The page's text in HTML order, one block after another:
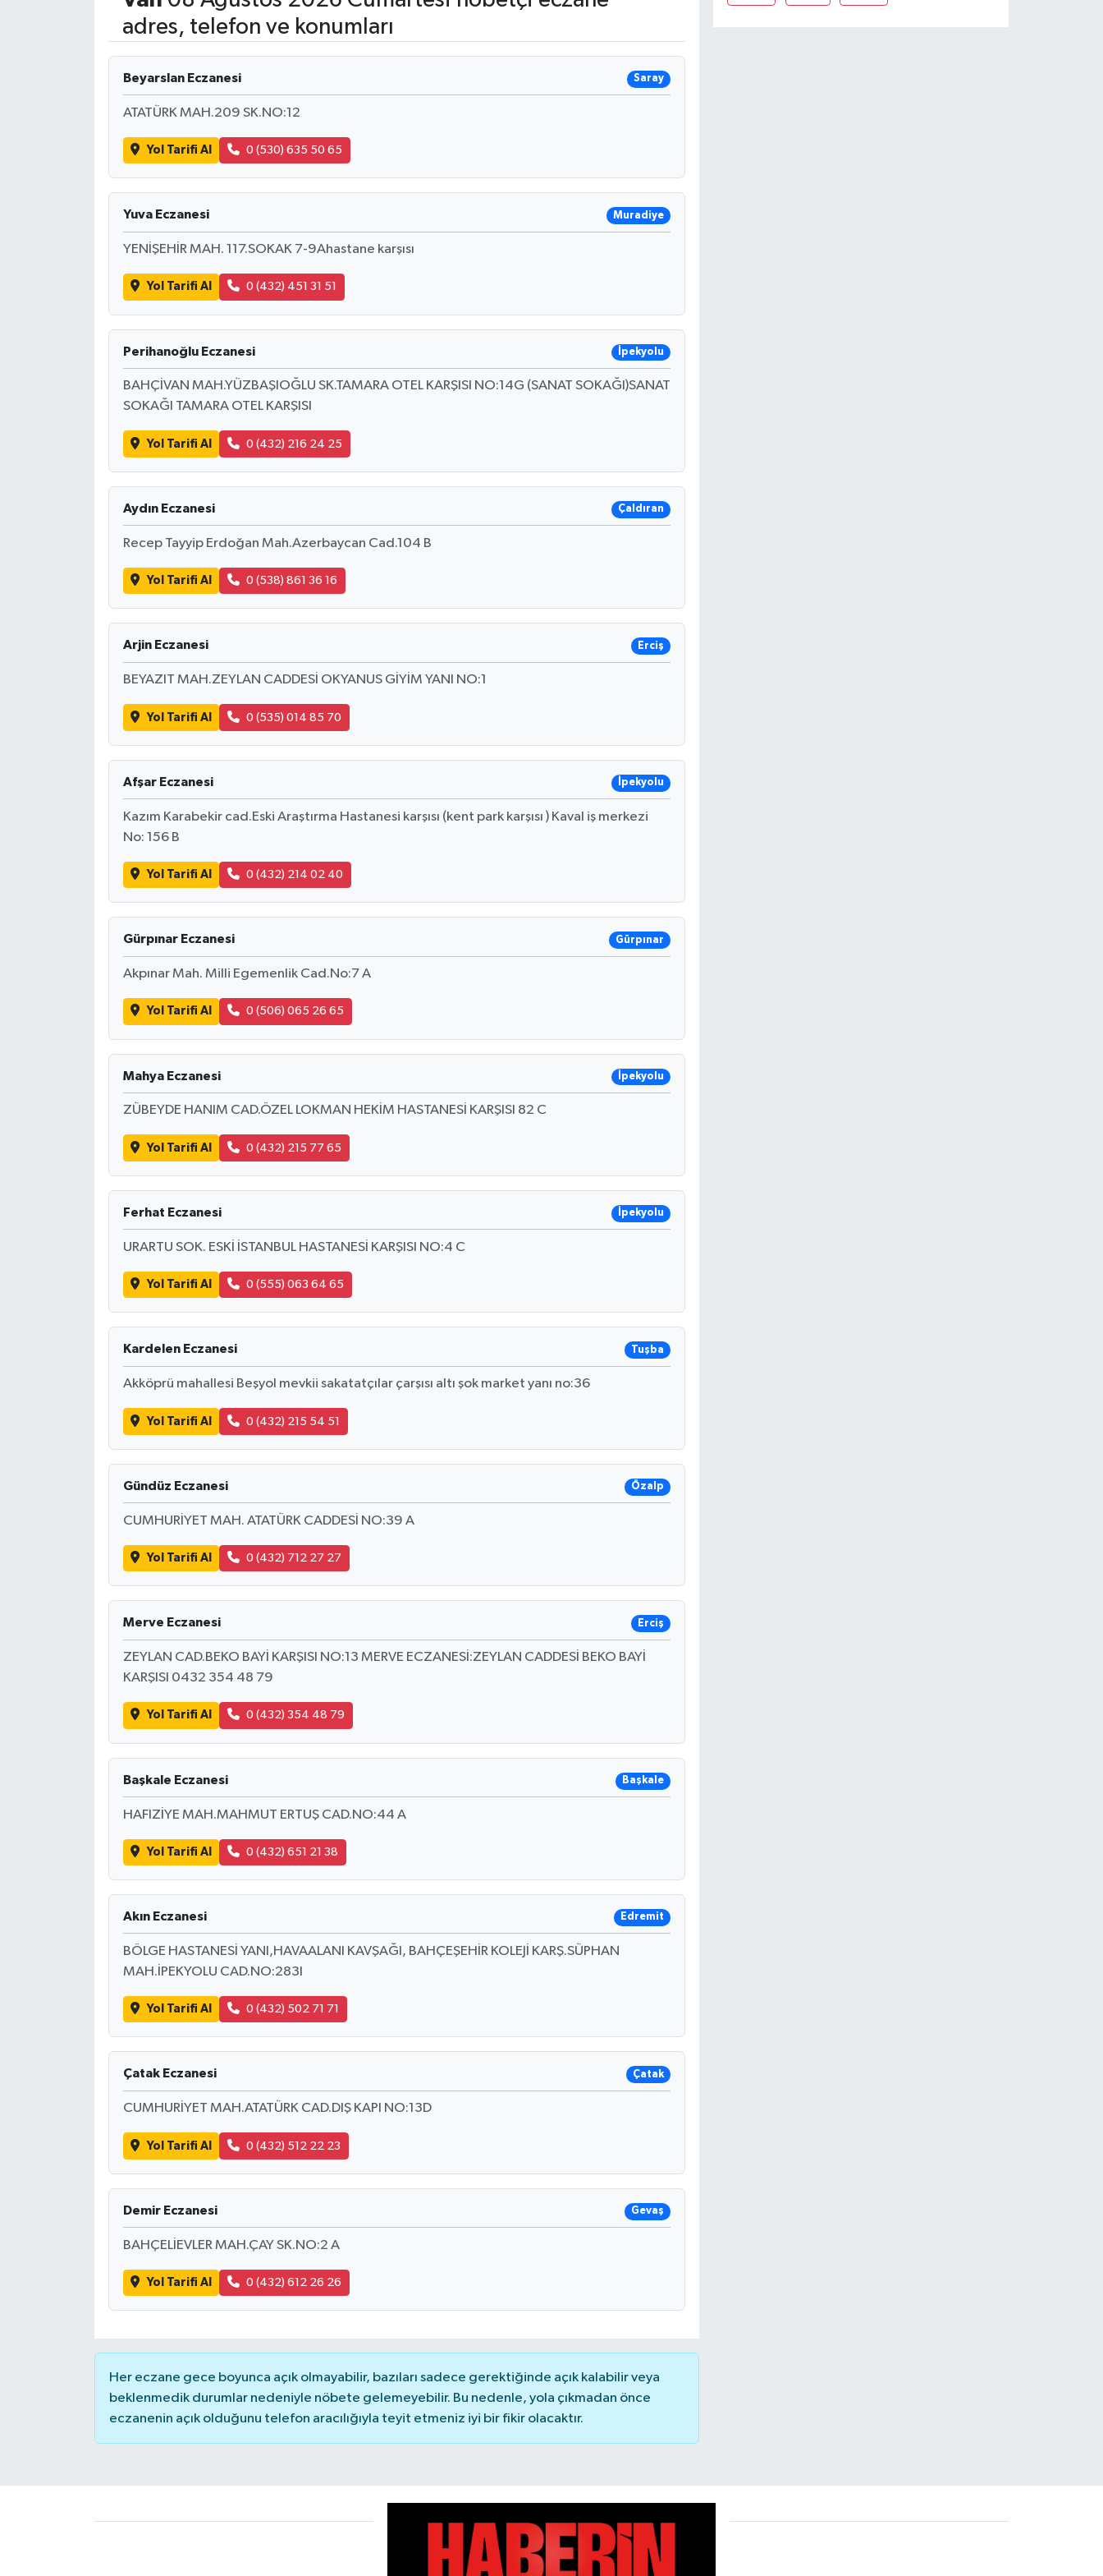
adres, telefon ve konumları
Beyarslan Eczanesi Saray
ATATÜRK MAH.209 SK.NO:12
Yol Tarifi Al 0 (530) 635 50 65
Yuva Eczanesi Muradiye
YENİŞEHİR MAH. 117.SOKAK 7-9Ahastane karşısı
Yol Tarifi Al 0 (432) 451 31 51
Perihanoğlu Eczanesi İpekyolu
BAHÇİVAN MAH.YÜZBAŞIOĞLU SK.TAMARA OTEL KARŞISI NO:14G (SANAT SOKAĞI)SANAT
SOKAĞI TAMARA OTEL KARŞISI
Yol Tarifi Al 0 (432) 216 24 25
Aydın Eczanesi Çaldıran
Recep Tayyip Erdoğan Mah.Azerbaycan Cad.104 B
Yol Tarifi Al 0 (538) 861 36 16
Arjin Eczanesi Erciş
BEYAZIT MAH.ZEYLAN CADDESİ OKYANUS GİYİM YANI NO:1
Yol Tarifi Al 0 (535) 014 85 70
Afşar Eczanesi İpekyolu
Kazım Karabekir cad.Eski Araştırma Hastanesi karşısı (kent park karşısı ) Kaval iş merkezi
No: 156 B
Yol Tarifi Al 0 (432) 214 02 40
Gürpınar Eczanesi Gürpınar
Akpınar Mah. Milli Egemenlik Cad.No:7 A
Yol Tarifi Al 0 (506) 065 26 65
Mahya Eczanesi İpekyolu
ZÜBEYDE HANIM CAD.ÖZEL LOKMAN HEKİM HASTANESİ KARŞISI 82 C
Yol Tarifi Al 0 (432) 215 77 65
Ferhat Eczanesi İpekyolu
URARTU SOK. ESKİ İSTANBUL HASTANESİ KARŞISI NO:4 C
Yol Tarifi Al 0 (555) 063 64 65
Kardelen Eczanesi Tuşba
Akköprü mahallesi Beşyol mevkii sakatatçılar çarşısı altı şok market yanı no:36
Yol Tarifi Al 0 (432) 215 54 51
Gündüz Eczanesi Özalp
CUMHURİYET MAH. ATATÜRK CADDESİ NO:39 A
Yol Tarifi Al 0 (432) 712 27 27
Merve Eczanesi Erciş
ZEYLAN CAD.BEKO BAYİ KARŞISI NO:13 MERVE ECZANESİ:ZEYLAN CADDESİ BEKO BAYİ
KARŞISI 0432 354 48 79
Yol Tarifi Al 0 (432) 354 48 79
Başkale Eczanesi Başkale
HAFIZİYE MAH.MAHMUT ERTUŞ CAD.NO:44 A
Yol Tarifi Al 0 (432) 651 21 38
Akın Eczanesi Edremit
BÖLGE HASTANESİ YANI,HAVAALANI KAVŞAĞI, BAHÇEŞEHİR KOLEJİ KARŞ.SÜPHAN
MAH.İPEKYOLU CAD.NO:283I
Yol Tarifi Al 0 (432) 502 71 71
Çatak Eczanesi Çatak
CUMHURİYET MAH.ATATÜRK CAD.DIŞ KAPI NO:13D
Yol Tarifi Al 0 (432) 512 22 23
Demir Eczanesi Gevaş
BAHÇELİEVLER MAH.ÇAY SK.NO:2 A
Yol Tarifi Al 0 (432) 612 26 26
Her eczane gece boyunca açık olmayabilir, bazıları sadece gerektiğinde açık kalabilir veya
beklenmedik durumlar nedeniyle nöbete gelemeyebilir. Bu nedenle, yola çıkmadan önce
eczanenin açık olduğunu telefon aracılığıyla teyit etmeniz iyi bir fikir olacaktır.